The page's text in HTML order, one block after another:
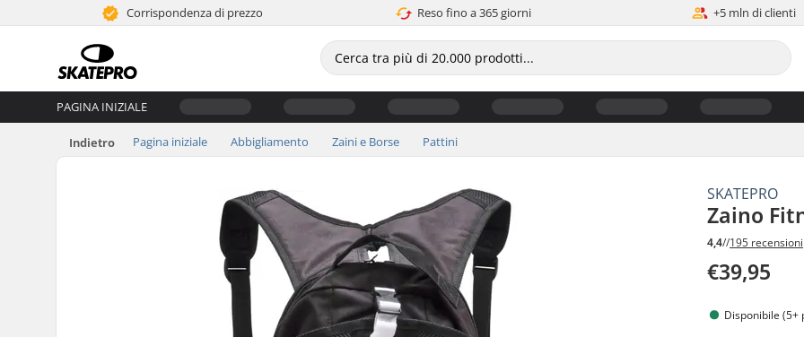
Corrispondenza di prezzo Reso fino a 365 giorni +5 mln di clienti
PAGINA INIZIALE
Indietro Pagina iniziale Abbigliamento Zaini e Borse Pattini
SKATEPRO
Zaino
4,4//195 recensioni
€39,95
Disponibile (5+